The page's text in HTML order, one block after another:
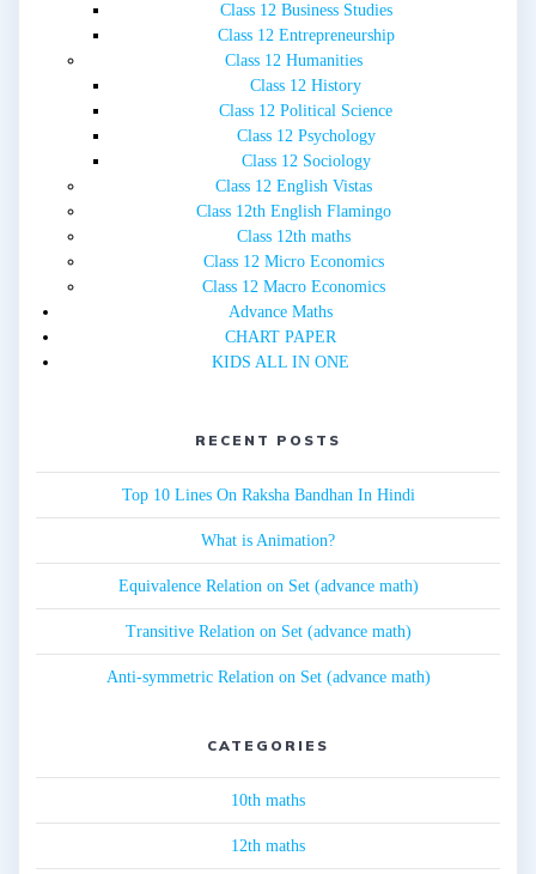
Class 12 Business Studies
Class 12 Entrepreneurship
Class 12 Humanities
Class 12 History
Class 12 Political Science
Class 12 Psychology
Class 12 Sociology
Class 12 English Vistas
Class 12th English Flamingo
Class 12th maths
Class 12 Micro Economics
Class 12 Macro Economics
Advance Maths
CHART PAPER
KIDS ALL IN ONE
RECENT POSTS
Top 10 Lines On Raksha Bandhan In Hindi
What is Animation?
Equivalence Relation on Set (advance math)
Transitive Relation on Set (advance math)
Anti-symmetric Relation on Set (advance math)
CATEGORIES
10th maths
12th maths